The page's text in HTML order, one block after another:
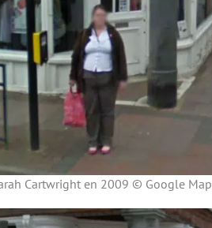
Cartwright en 2009 © Google